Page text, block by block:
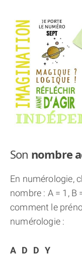
Son nombre
En numérologie,
nombre : A = 1, B
comment le
numérologie :
A D D Y